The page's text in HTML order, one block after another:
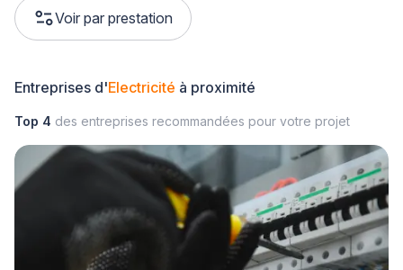
Voir par prestation
Entreprises d'Electricité à proximité
Top 4 des entreprises recommandées pour votre projet